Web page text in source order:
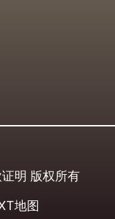
明 版权所有
地图